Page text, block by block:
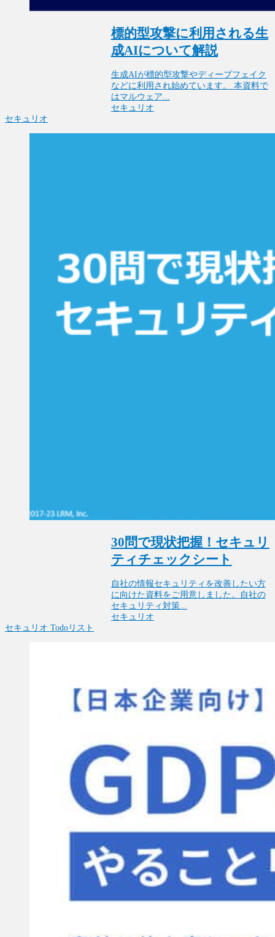
標的型攻撃に利用される生
成AIについて解説
生成AIが標的型攻撃やディープフェイク
などに利用され始めています。 本資料で
はマルウェア...
セキュリオ
セキュリオ
30問で現状把握！セキュリ
ティチェックシート
自社の情報セキュリティを改善したい方
に向けた資料をご用意しました。自社の
セキュリティ対策...
セキュリオ
セキュリオ Todoリスト